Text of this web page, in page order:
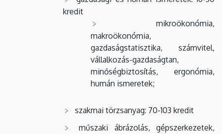
kredit
mikroökonómia,
makroökonómia,
gazdaságstatisztika, számvitel,
vállalkozás-gazdaságtan,
minőségbiztosítás, ergonómia,
humán ismeretek;
szakmai törzsanyag: 70-103 kredit
műszaki ábrázolás, gépszerkezetek,